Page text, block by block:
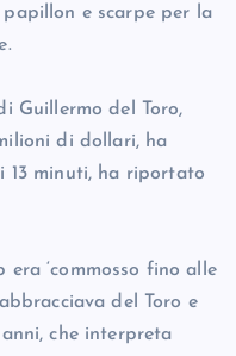
e scarpe per la
Guillermo del Toro,
di dollari, ha
13 minuti, ha riportato
‘commosso fino alle
del Toro e
che interpreta